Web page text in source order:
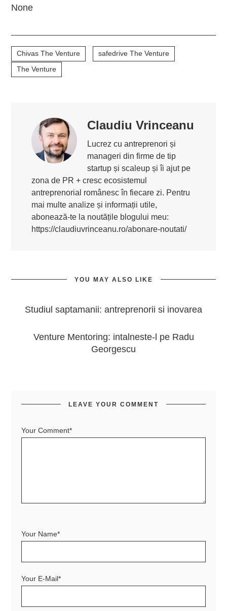
None
Chivas The Venture
safedrive The Venture
The Venture
Claudiu Vrinceanu
Lucrez cu antreprenori și
manageri din firme de tip
startup și scaleup și îi ajut pe
zona de PR + cresc ecosistemul
antreprenorial românesc în fiecare zi. Pentru
mai multe analize și informații utile,
abonează-te la noutățile blogului meu:
https://claudiuvrinceanu.ro/abonare-noutati/
YOU MAY ALSO LIKE
Studiul saptamanii: antreprenorii si inovarea
Venture Mentoring: intalneste-l pe Radu
Georgescu
LEAVE YOUR COMMENT
Your Comment*
Your Name*
Your E-Mail*